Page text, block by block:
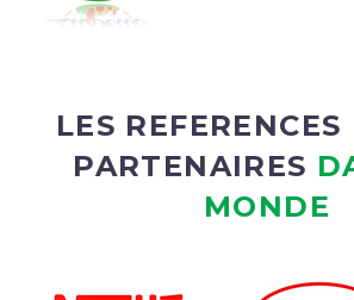
LES
PARTENAIRES
MONDE